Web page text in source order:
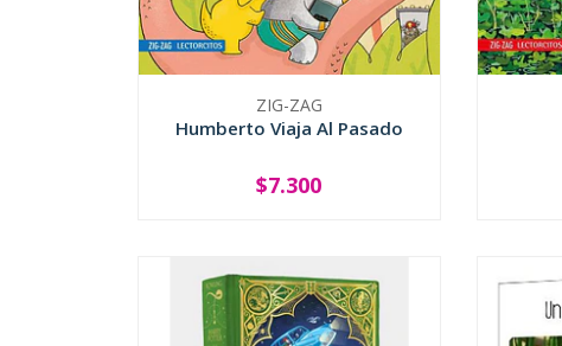
ZIG-ZAG
Humberto Viaja Al Pasado
+
$7.300